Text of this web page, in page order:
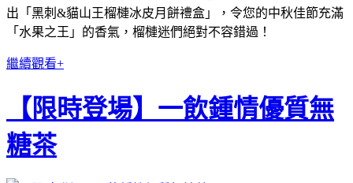
出「黑刺&貓山王榴槤冰皮月餅禮盒」，令您的中秋佳節充滿
「水果之王」的香氣，榴槤迷們絕對不容錯過！
繼續觀看+
【限時登場】一飲鍾情優質無
糖茶